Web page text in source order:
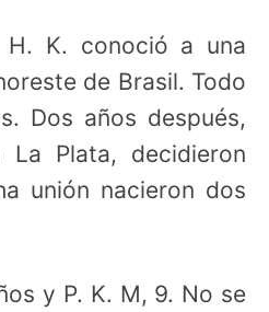
K. conoció a una
de Brasil. Todo
Dos años después,
Plata, decidieron
unión nacieron dos
y P. K. M, 9. No se